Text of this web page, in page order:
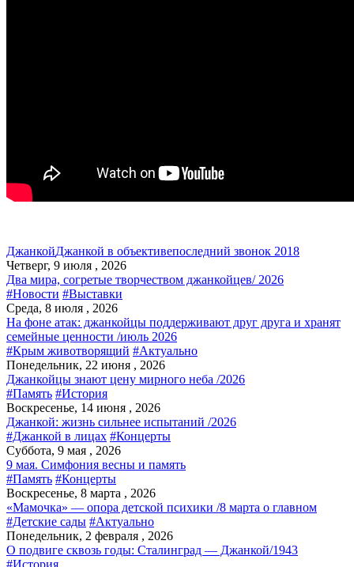
ДжанкойДжанкой в объективепоследний звонок 2018
Четверг, 9 июля , 2026
Два мира, согретые творчеством джанкойцев/ 2026
#Новости #Выставки
Среда, 8 июля , 2026
На фоне атак: джанкойцы поддерживают друг друга и хранят
семейные ценности /июль 2026
#Крым животворящий #Актуально
Понедельник, 22 июня , 2026
Джанкойцы знают цену мирного неба /2026
#Память #История
Воскресенье, 14 июня , 2026
Джанкой: жизнь сильнее испытаний /2026
#Джанкой в лицах #Концерты
Суббота, 9 мая , 2026
9 мая. Симфония весны и память
#Память #Концерты
Воскресенье, 8 марта , 2026
«Мамочка» — опора детской психики /8 марта о главном
#Детские сады #Актуально
Понедельник, 2 февраля , 2026
О подвиге сквозь годы: Сталинград — Джанкой/1943
#История